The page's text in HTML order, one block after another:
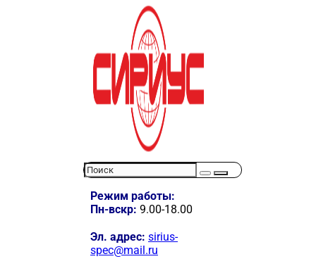
Режим работы:
Пн-вскр: 9.00-18.00
Эл. адрес: sirius-
spec@mail.ru